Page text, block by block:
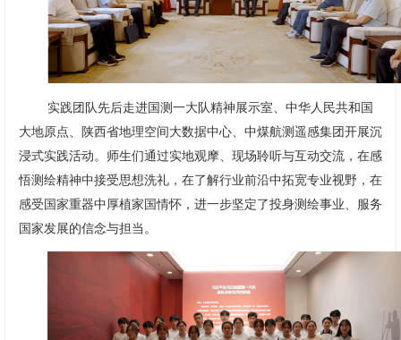
实践团队先后走进国测一大队精神展示室、中华人民共和国
大地原点、陕西省地理空间大数据中心、中煤航测遥感集团开展沉
浸式实践活动。师生们通过实地观摩、现场聆听与互动交流，在感
悟测绘精神中接受思想洗礼，在了解行业前沿中拓宽专业视野，在
感受国家重器中厚植家国情怀，进一步坚定了投身测绘事业、服务
国家发展的信念与担当。